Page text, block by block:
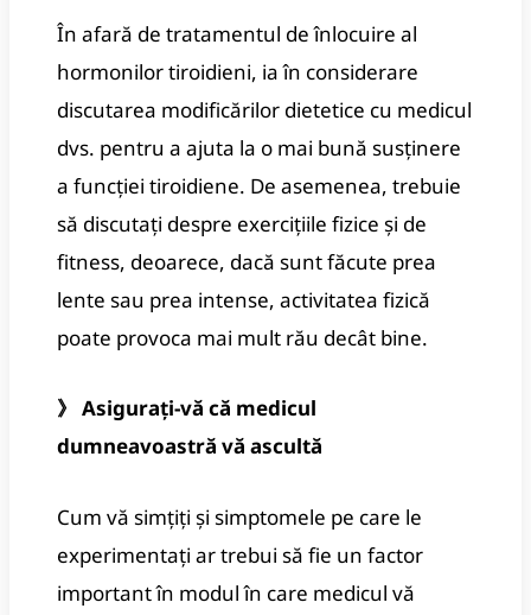
În afară de tratamentul de înlocuire al
hormonilor tiroidieni, ia în considerare
discutarea modificărilor dietetice cu medicul
dvs. pentru a ajuta la o mai bună susținere
a funcției tiroidiene. De asemenea, trebuie
să discutați despre exercițiile fizice și de
fitness, deoarece, dacă sunt făcute prea
lente sau prea intense, activitatea fizică
poate provoca mai mult rău decât bine.
》 Asigurați-vă că medicul
dumneavoastră vă ascultă
Cum vă simțiți și simptomele pe care le
experimentați ar trebui să fie un factor
important în modul în care medicul vă